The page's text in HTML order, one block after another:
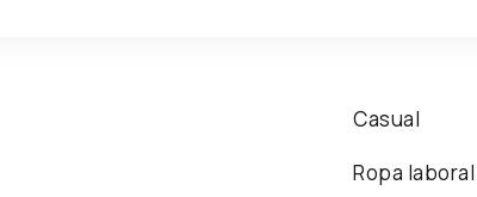
Casual
Ropa laboral